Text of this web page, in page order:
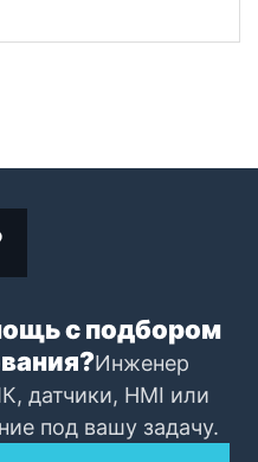
с подбором
Инженер
датчики, HMI или
под вашу задачу.